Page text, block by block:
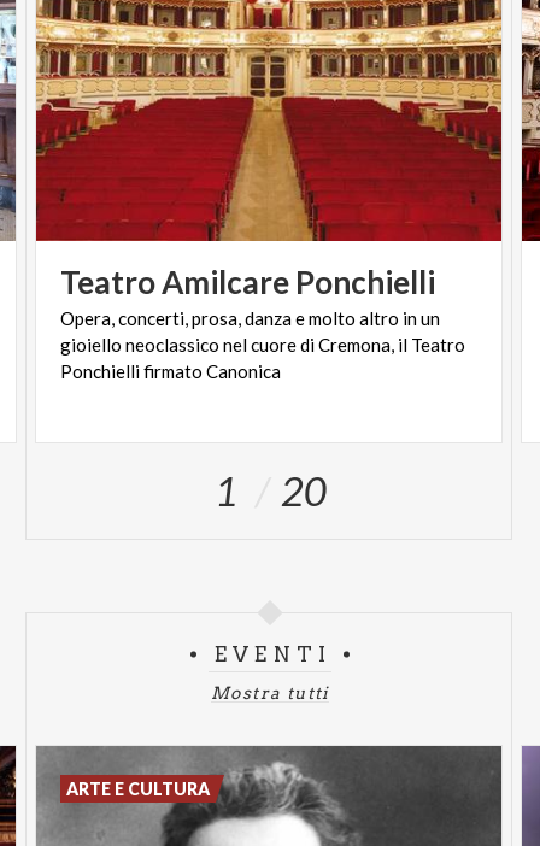
TeatroAmilcare Ponchielli
Opera, concerti, prosa, danza e molto altro in un
gioiello neoclassico nel cuore di Cremona, il Teatro
Ponchielli firmato Canonica
1 20
EVENTI
Mostra tutti
ARTE E CULTURA